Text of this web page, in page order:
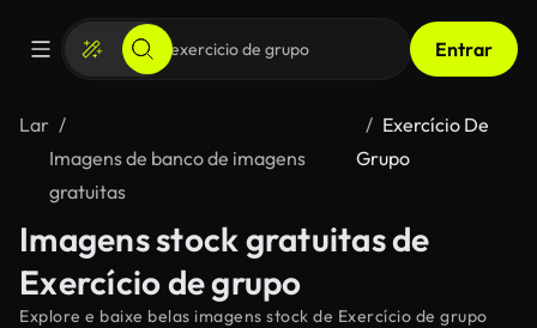
Entrar
Lar
Imagens de banco de imagens
gratuitas
Exercício De
Grupo
Imagens stock gratuitas de
Exercício de grupo
Explore e baixe belas imagens stock de Exercício de grupo